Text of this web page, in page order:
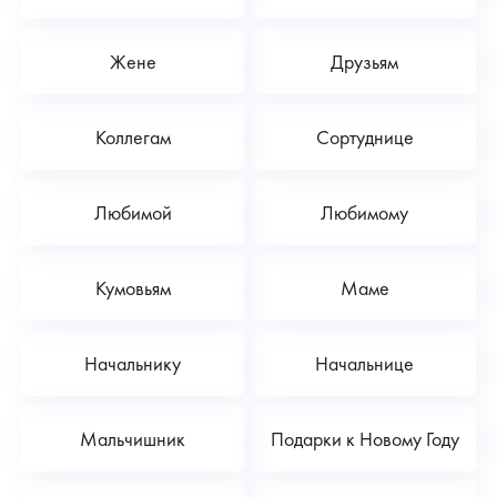
Жене Друзьям
Коллегам Сортуднице
Любимой Любимому
Кумовьям Маме
Начальнику Начальнице
Мальчишник Подарки к Новому Году